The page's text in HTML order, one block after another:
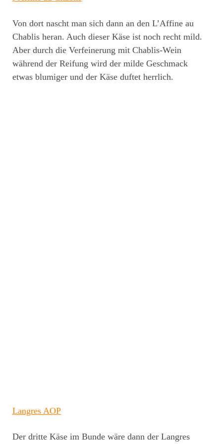
Von dort nascht man sich dann an den L’Affine au
Chablis heran. Auch dieser Käse ist noch recht mild.
Aber durch die Verfeinerung mit Chablis-Wein
während der Reifung wird der milde Geschmack
etwas blumiger und der Käse duftet herrlich.
Langres AOP
Der dritte Käse im Bunde wäre dann der Langres